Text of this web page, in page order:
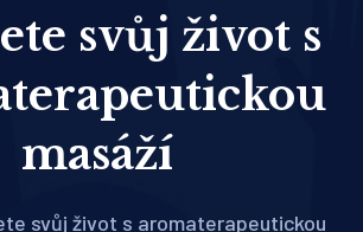
svůj život s
masáží
svůj život s aromaterapeutickou